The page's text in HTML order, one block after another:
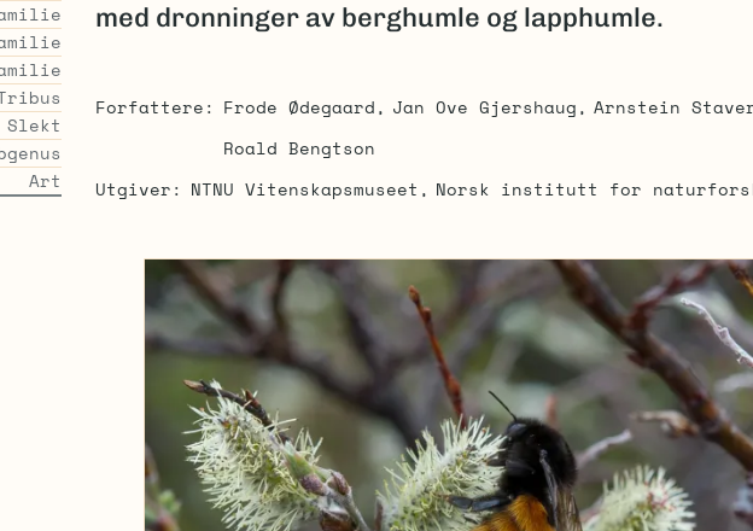
Slekt
Art
med dronninger av berghumle og lapphumle.
Forfattere Frode Ødegaard Jan Ove Gjershaug
Arnstein
Roald Bengtson
Utgiver
NTNU Vitenskapsmuseet Norsk institutt for